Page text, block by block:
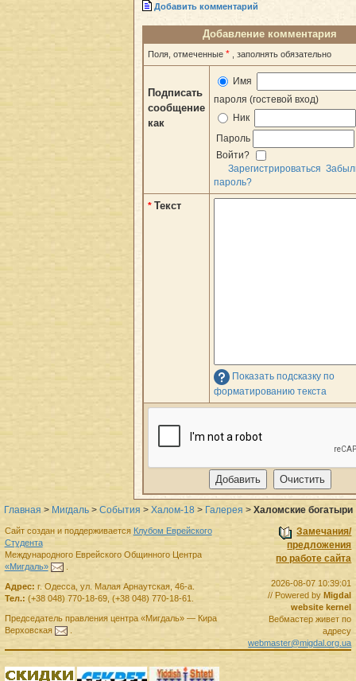
Добавить комментарий
Добавление комментария
Поля, отмеченные * , заполнять обязательно
Подписать
сообщение
как
Имя
пароля (гостевой вход)
Ник
Пароль
Войти?
Зарегистрироваться
пароль?
* Текст
Показать подсказку по
форматированию текста
Главная > Мигдаль > События > Халом-18 > Галерея > Халомские богатыри
Замечания/
предложения
по работе сайта
2026-08-07 10:39:01
// Powered byMigdal
website kernel
Вебмастер живет по
адресу
webmaster@migdal.org.ua
Сайт создан и поддерживается Клубом Еврейского
Студента
Международного Еврейского Общинного Центра
«Мигдаль»
.
Адрес: г. Одесса, ул. Малая Арнаутская, 46-а.
Тел.: (+38 048) 770-18-69, (+38 048) 770-18-61
Председатель правленияцентра «Мигдаль»— Кира
Верховская
.